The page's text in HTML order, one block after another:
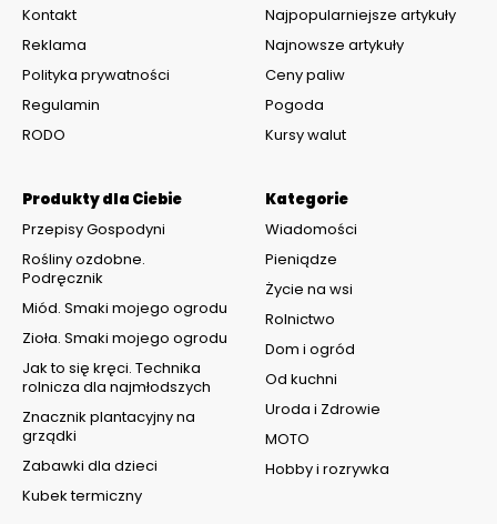
Kontakt
Reklama
Polityka prywatności
Regulamin
RODO
Kategorie
Wiadomości
Pieniądze
Życie na wsi
Rolnictwo
Dom i ogród
Od kuchni
Uroda i Zdrowie
MOTO
Hobby i rozrywka
Produkty dla Ciebie
Przepisy Gospodyni
Rośliny ozdobne.
Podręcznik
Miód. Smaki mojego ogrodu
Zioła. Smaki mojego ogrodu
Jak to się kręci. Technika
rolnicza dla najmłodszych
Znacznik plantacyjny na
grządki
Zabawki dla dzieci
Kubek termiczny
Najpopularniejsze artykuły
Najnowsze artykuły
Ceny paliw
Pogoda
Kursy walut